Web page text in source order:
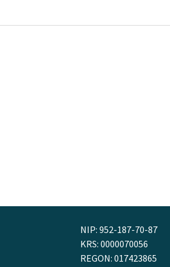
NIP: 952-187-70-87
KRS: 0000070056
REGON: 017423865